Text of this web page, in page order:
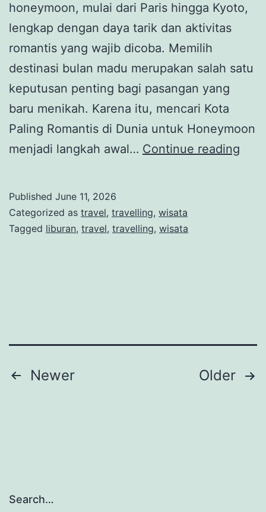
honeymoon, mulai dari Paris hingga Kyoto,
lengkap dengan daya tarik dan aktivitas
romantis yang wajib dicoba. Memilih
destinasi bulan madu merupakan salah satu
keputusan penting bagi pasangan yang
baru menikah. Karena itu, mencari Kota
Paling Romantis di Dunia untuk Honeymoon
menjadi langkah awal… Continue reading
Published June 11, 2026
Categorized as travel, travelling, wisata
Tagged liburan, travel, travelling, wisata
Posts
Newer Older
Search…